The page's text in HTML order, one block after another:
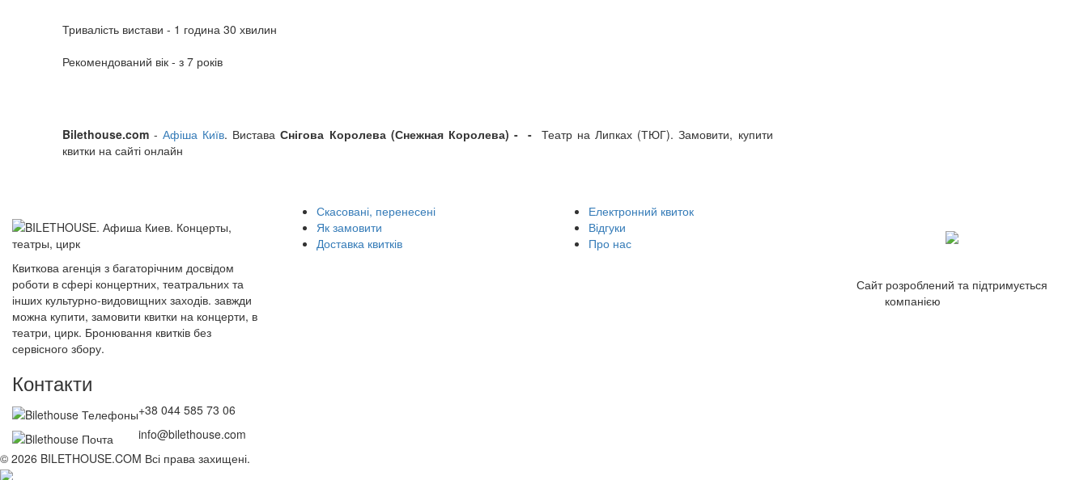
Тривалість вистави - 1 година 30 хвилин
Рекомендований вік - з 7 років
Bilethouse.com -Афіша Київ. ВиставаСнігова Королева (Снежная Королева) - -Театр на Липках (ТЮГ). Замовити, купити
квитки на сайті онлайн
Квиткова агенція з багаторічним досвідом
роботи в сфері концертних, театральних та
інших культурно-видовищних заходів. завжди
можна купити, замовити квитки на концерти, в
театри, цирк. Бронювання квитків без
сервісного збору.
Контакти
+38 044 585 73 06
info@bilethouse.com
Скасовані, перенесені
Як замовити
Доставка квитків
Електронний квиток
Відгуки
Про нас
Сайт розроблений та підтримується
компанією
© 2026 BILETHOUSE.COM Всі права захищені.